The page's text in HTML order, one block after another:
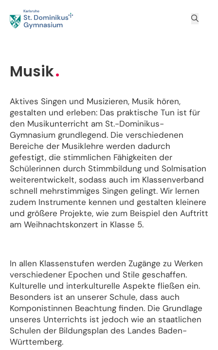
Musik
Aktives Singen und Musizieren, Musik hören,
gestalten und erleben: Das praktische Tun ist für
den Musikunterricht am St.-Dominikus-
Gymnasium grundlegend. Die verschiedenen
Bereiche der Musiklehre werden dadurch
gefestigt, die stimmlichen Fähigkeiten der
Schülerinnen durch Stimmbildung und Solmisation
weiterentwickelt, sodass auch im Klassenverband
schnell mehrstimmiges Singen gelingt. Wir lernen
zudem Instrumente kennen und gestalten kleinere
und größere Projekte, wie zum Beispiel den Auftritt
am Weihnachtskonzert in Klasse 5.
In allen Klassenstufen werden Zugänge zu Werken
verschiedener Epochen und Stile geschaffen.
Kulturelle und interkulturelle Aspekte fließen ein.
Besonders ist an unserer Schule, dass auch
Komponistinnen Beachtung finden. Die Grundlage
unseres Unterrichts ist jedoch wie an staatlichen
Schulen der Bildungsplan des Landes Baden-
Württemberg.